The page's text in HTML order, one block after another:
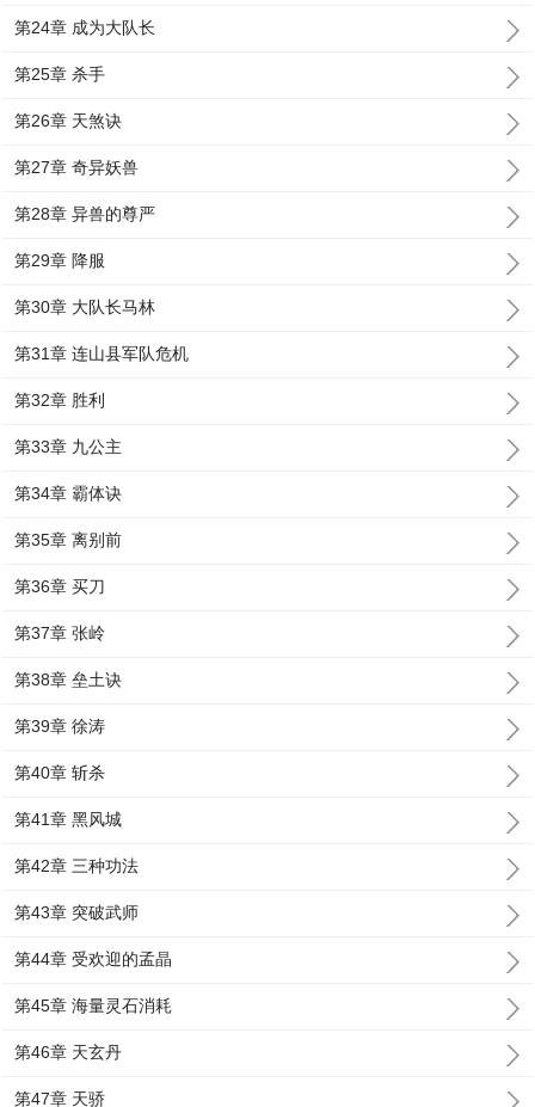
第24章 成为大队长
第25章 杀手
第26章 天煞诀
第27章 奇异妖兽
第28章 异兽的尊严
第29章 降服
第30章 大队长马林
第31章 连山县军队危机
第32章 胜利
第33章 九公主
第34章 霸体诀
第35章 离别前
第36章 买刀
第37章 张岭
第38章 垒土诀
第39章 徐涛
第40章 斩杀
第41章 黑风城
第42章 三种功法
第43章 突破武师
第44章 受欢迎的孟晶
第45章 海量灵石消耗
第46章 天玄丹
第47章 天骄